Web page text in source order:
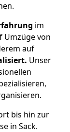
im
Umzüge von
auf
Unser
bis hin zur
in Sack.